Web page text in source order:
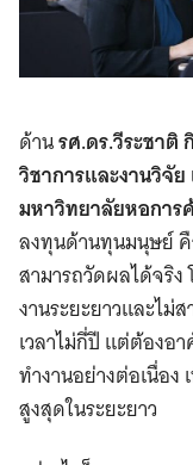
ด้านรศ.ดร.วีระชาติ
วิชาการและงานวิ
มหาวิทยาลัยหอการ
ลงทุนด้านทุนมนุษย์
สามารถวัดผลได้จริง
งานระยะยาวและไม่
เวลาไม่กี่ปี แต่ต้องอ
ทำงานอย่างต่อเนื่อง
สูงสุดในระยะยาว